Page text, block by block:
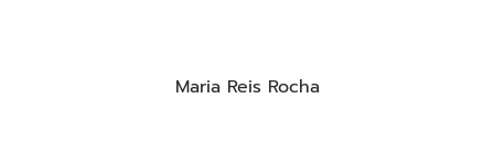
Maria Reis Rocha